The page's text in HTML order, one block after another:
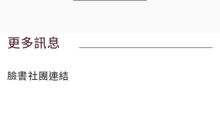
更多訊息
臉書社團連結